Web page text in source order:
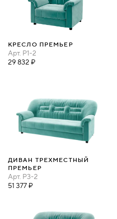
КРЕСЛО ПРЕМЬЕР
Арт. P1-2
29 832 ₽
ДИВАН ТРЕХМЕСТНЫЙ
ПРЕМЬЕР
Арт. P3-2
51 377 ₽